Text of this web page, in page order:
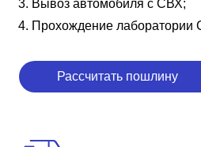
Вывоз автомобиля с СВХ;
Прохождение лаборатории
Рассчитать пошлину